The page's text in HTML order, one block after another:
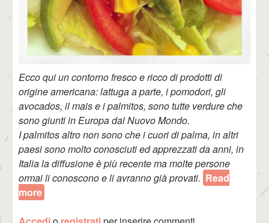
Ecco qui un contorno fresco e ricco di prodotti di
origine americana: lattuga a parte, i pomodori, gli
avocados, il mais e i palmitos, sono tutte verdure che
sono giunti in Europa dal Nuovo Mondo.
I palmitos altro non sono che i cuori di palma, in altri
paesi sono molto conosciuti ed apprezzati da anni, in
Italia la diffusione è più recente ma molte persone
ormai li conoscono e li avranno già provati. Read
more